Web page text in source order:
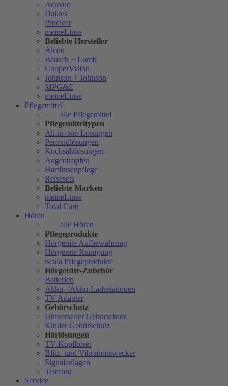
Acuvue
Dailies
Proclear
meineLinse
Beliebte Hersteller
Alcon
Bausch + Lomb
CooperVision
Johnson + Johnson
MPG&E
meineLinse
Pflegemittel
alle Pflegemittel
Pflegemitteltypen
All-in-one-Lösungen
Peroxidlösungen
Kochsalzlösungen
Augentropfen
Hartlinsenpflege
Reisesets
Beliebte Marken
meineLinse
Total Care
Hören
alle Hören
Pflegeprodukte
Hörgeräte Aufbewahrung
Hörgeräte Reinigung
Scala Pflegeprodukte
Hörgeräte-Zubehör
Batterien
Akku- /Akku-Ladestationen
TV Adapter
Gehörschutz
Universeller Gehörschutz
Kinder Gehörschutz
Hörlösungen
TV-Kopfhörer
Blitz- und Vibrationswecker
Signalanlagen
Telefone
Service